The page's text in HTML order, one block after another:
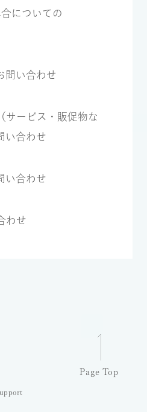
についての
問い合わせ
サービス・販促物な
い合わせ
い合わせ
わせ
Page Top